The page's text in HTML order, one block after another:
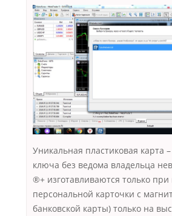
Уникальная пластиковая карта
ключа без ведома владельца
®+ изготавливаются только
персональной карточки с
банковской карты) только на